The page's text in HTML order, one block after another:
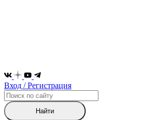
Вход / Регистрация
Найти